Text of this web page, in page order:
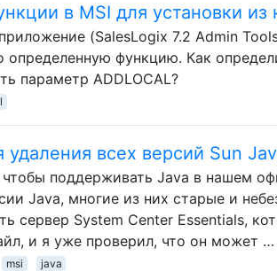
в MSI для установки из
(SalesLogix 7.2 Admin
определенную функцию. Как
параметр ADDLOCAL?
всех версий Sun
поддерживать Java в нашем
Java, многие из них старые и
сервер System Center Essentials,
и я уже проверил, что он может …
msi java